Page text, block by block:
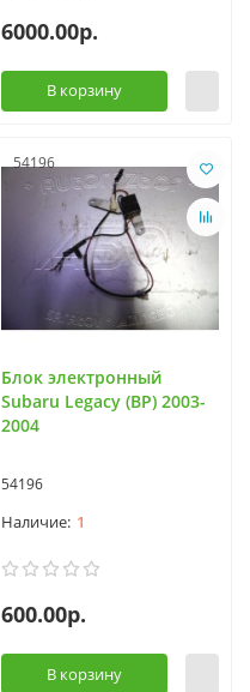
6000.00р.
В корзину
54196
Блок электронный
Subaru Legacy (BP) 2003-
2004
54196
1
600.00р.
В корзину